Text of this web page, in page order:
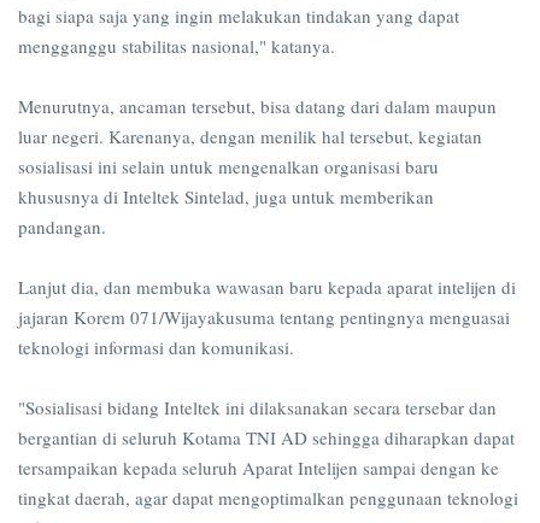
bagi siapa saja yang ingin melakukan tindakan yang dapat
mengganggu stabilitas nasional," katanya.
Menurutnya, ancaman tersebut, bisa datang dari dalam maupun
luar negeri. Karenanya, dengan menilik hal tersebut, kegiatan
sosialisasi ini selain untuk mengenalkan organisasi baru
khususnya di Inteltek Sintelad, juga untuk memberikan
pandangan.
Lanjut dia, dan membuka wawasan baru kepada aparat intelijen di
jajaran Korem 071/Wijayakusuma tentang pentingnya menguasai
teknologi informasi dan komunikasi.
"Sosialisasi bidang Inteltek ini dilaksanakan secara tersebar dan
bergantian di seluruh Kotama TNI AD sehingga diharapkan dapat
tersampaikan kepada seluruh Aparat Intelijen sampai dengan ke
tingkat daerah, agar dapat mengoptimalkan penggunaan teknologi